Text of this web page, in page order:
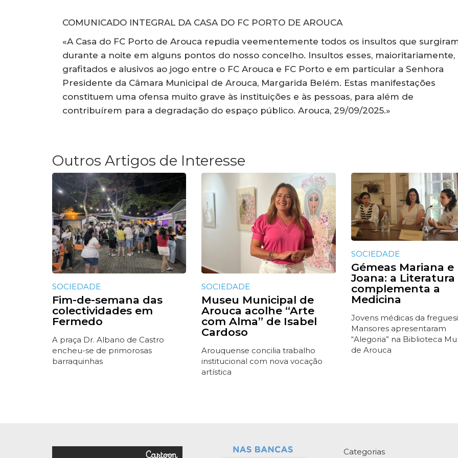
COMUNICADO INTEGRAL DA CASA DO FC PORTO DE AROUCA
«A Casa do FC Porto de Arouca repudia veementemente todos os insultos que
durante a noite em alguns pontos do nosso concelho. Insultos esses, maioritariamente,
grafitados e alusivos ao jogo entre o FC Arouca e FC Porto e em particular a Senhora
Presidente da Câmara Municipal de Arouca, Margarida Belém. Estas manifestações
constituem uma ofensa muito grave às instituições e às pessoas, para além de
contribuírem para a degradação do espaço público. Arouca, 29/09/2025.»
Outros Artigos de Interesse
SOCIEDADE
Fim-de-semana das
colectividades em
Fermedo
A praça Dr. Albano de Castro
encheu-se de primorosas
barraquinhas
SOCIEDADE
Museu Municipal de
Arouca acolhe “Arte
com Alma” de Isabel
Cardoso
Arouquense concilia trabalho
institucional com nova vocação
artística
SOCIEDADE
Gémeas Mariana e
Joana: a
complementa a
Medicina
Jovens médicas da
Mansores apresentaram
“Alegoria” na Biblioteca
de Arouca
Categorias